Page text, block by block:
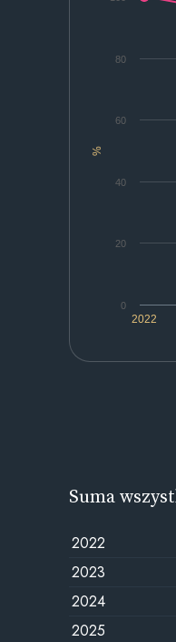
%
2022
0
20
40
60
80
Suma
2022
2023
2024
2025